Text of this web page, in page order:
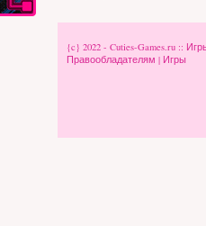
{c} 2022 - Cuties-Games.ru ::
Правообладателям | Игры